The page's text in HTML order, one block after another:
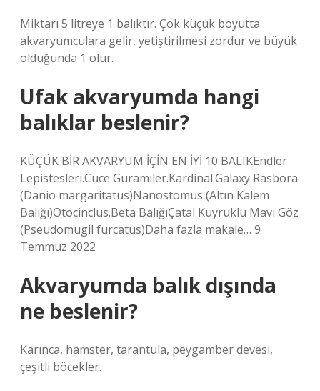
Miktarı 5 litreye 1 balıktır. Çok küçük boyutta
akvaryumculara gelir, yetiştirilmesi zordur ve büyük
olduğunda 1 olur.
Ufak akvaryumda hangi
balıklar beslenir?
KÜÇÜK BİR AKVARYUM İÇİN EN İYİ 10 BALIKEndler
Lepistesleri.Cüce Guramiler.Kardinal.Galaxy Rasbora
(Danio margaritatus)Nanostomus (Altın Kalem
Balığı)Otocinclus.Beta BalığıÇatal Kuyruklu Mavi Göz
(Pseudomugil furcatus)Daha fazla makale… 9
Temmuz 2022
Akvaryumda balık dışında
ne beslenir?
Karınca, hamster, tarantula, peygamber devesi,
çeşitli böcekler.